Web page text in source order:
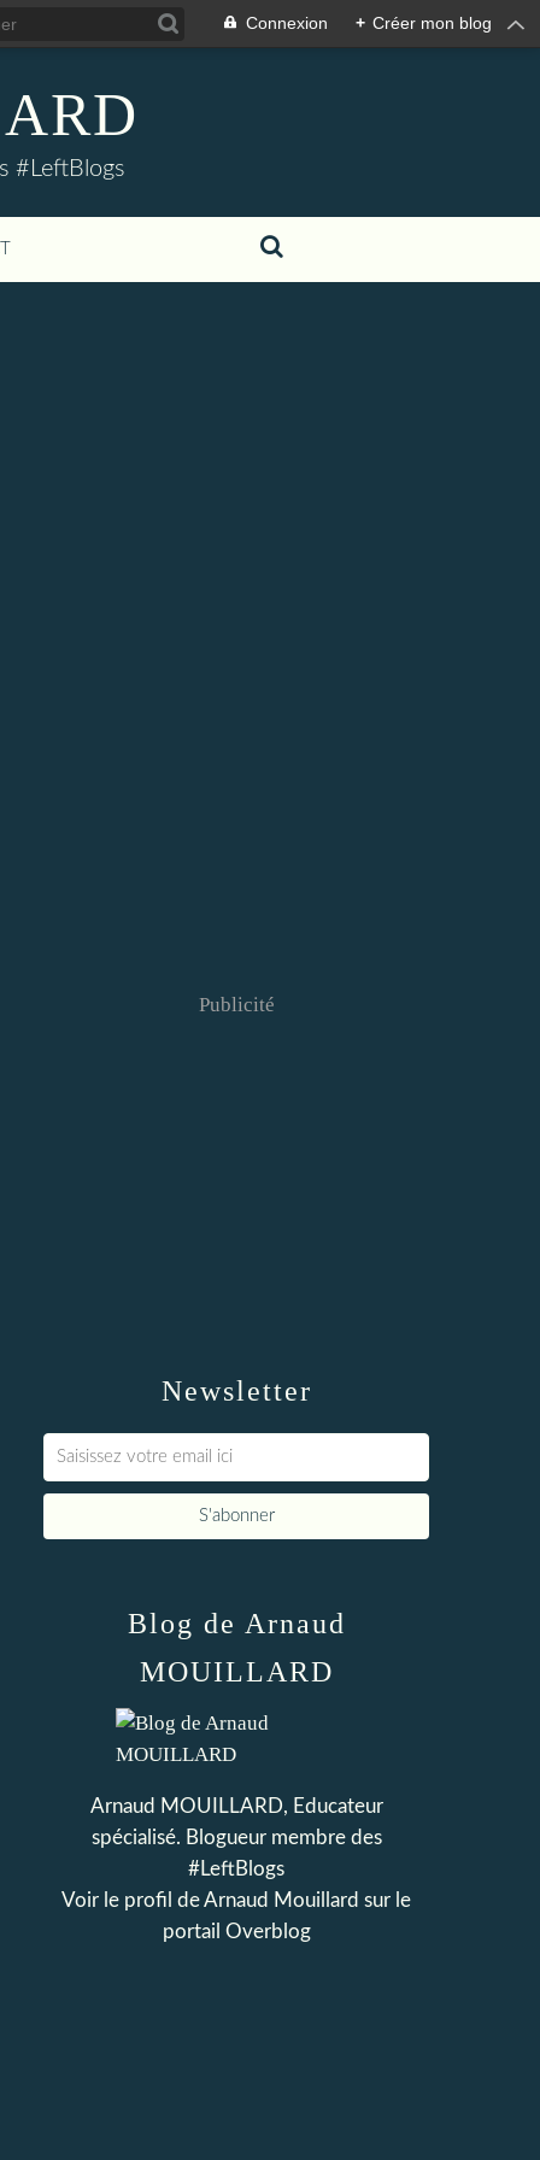
Connexion + Créer mon blog
#LeftBlogs
Newsletter
Publicité
Blog de Arnaud
MOUILLARD
Arnaud MOUILLARD, Educateur
spécialisé. Blogueur membre des
#LeftBlogs
Voir le profil deArnaud Mouillard sur le
portail Overblog